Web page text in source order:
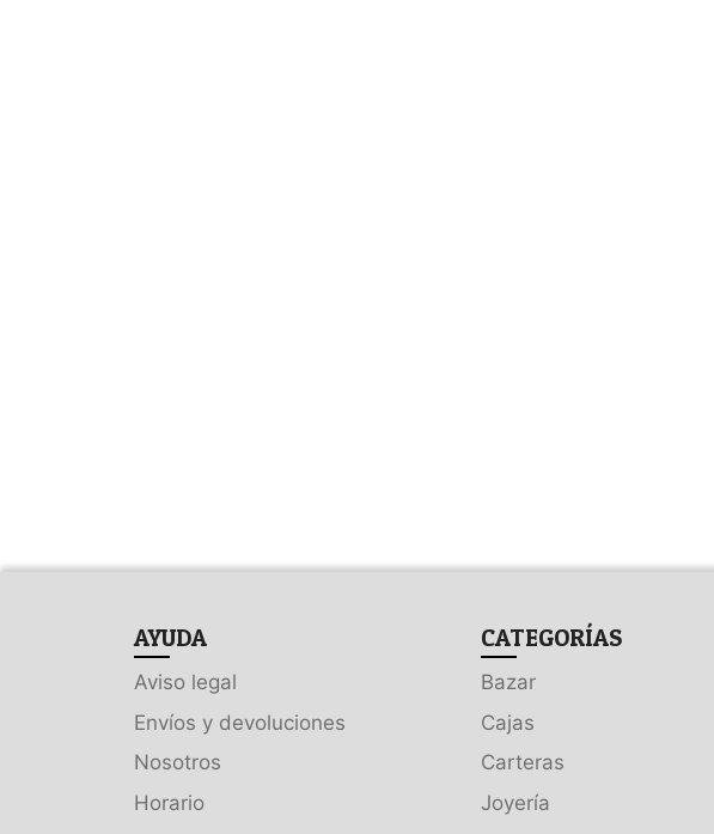
AYUDA
Aviso legal
Envíos y devoluciones
Nosotros
Horario
CATEGORÍAS
Bazar
Cajas
Carteras
Joyería